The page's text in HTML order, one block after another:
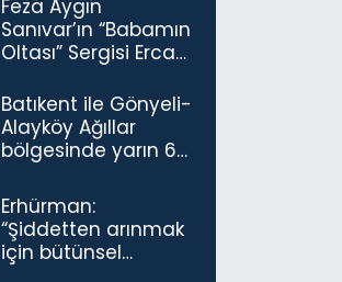
Feza Aygın
Sanıvar’ın “Babamın
Oltası” Sergisi Ercan
Açıldı
Batıkent ile Gönyeli-
Alayköy Ağıllar
bölgesinde yarın 6
kesintisi…
Erhürman:
“Şiddetten arınmak
için bütünsel